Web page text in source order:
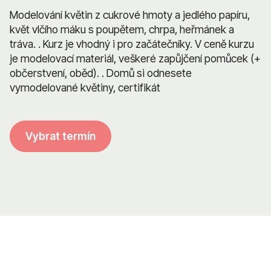
Modelování květin z cukrové hmoty a jedlého papíru,
květ vlčího máku s poupětem, chrpa, heřmánek a
tráva. . Kurz je vhodný i pro začátečníky. V ceně kurzu
je modelovací materiál, veškeré zapůjčení pomůcek (+
občerstvení, oběd). . Domů si odnesete
vymodelované květiny, certifikát
Vybrat termín